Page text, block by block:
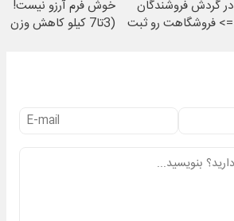
در گردش فروشندگان
=> فروشگاهت رو ثبت
خوش فرم آرزو نیست!
(3تا7 کیلو کاهش وزن